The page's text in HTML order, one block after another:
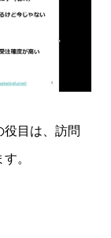
役目は、訪問
。